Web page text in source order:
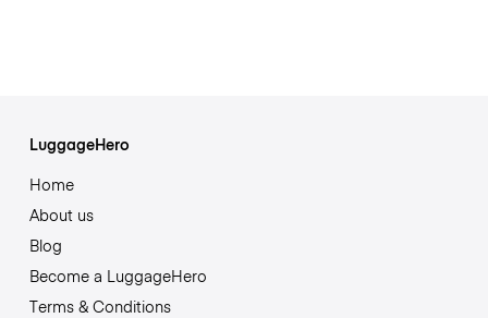
LuggageHero
Home
About us
Blog
Become a LuggageHero
Terms & Conditions